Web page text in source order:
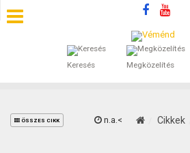
Keresés Megközelítés
SZÁLLÁSOK
ÁLTALÁNOS SZERZŐDÉSI
ÖSSZES CIKK n.a.< Cikkek